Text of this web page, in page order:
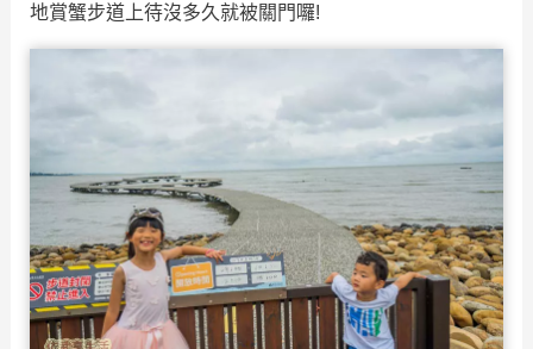
地賞蟹步道上待沒多久就被關門囉!